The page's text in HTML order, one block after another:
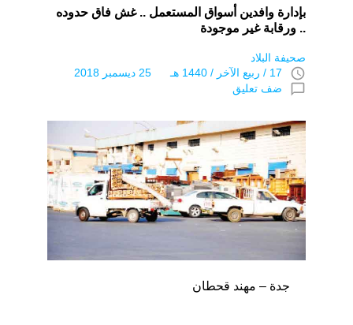
بإدارة وافدين أسواق المستعمل .. غش فاق حدوده
.. ورقابة غير موجودة
صحيفة البلاد
access_time 17 / ربيع الآخر / 1440 هـ 25 ديسمبر 2018
chat_bubble_outline ضف تعليق
جدة – مهند قحطان